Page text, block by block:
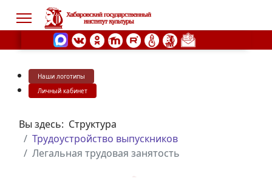
Наши логотипы
Личный кабинет
Вы здесь: Структура
Трудоустройство выпускников
Легальная трудовая занятость